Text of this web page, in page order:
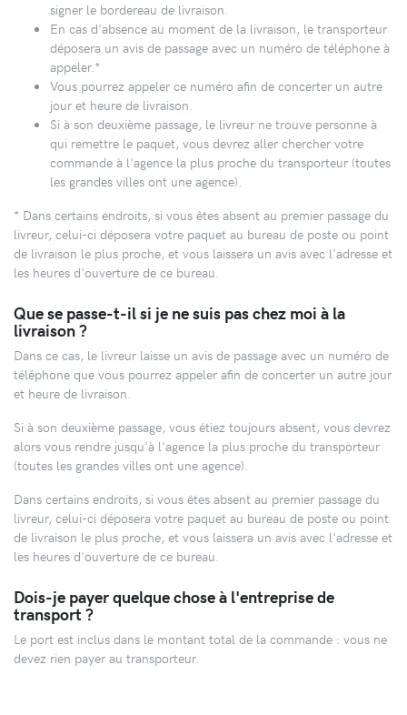
signer le bordereau de livraison.
En cas d'absence au moment de la livraison, le transporteur
déposera un avis de passage avec un numéro de téléphone à
appeler.*
Vous pourrez appeler ce numéro afin de concerter un autre
jour et heure de livraison.
Si à son deuxième passage, le livreur ne trouve personne à
qui remettre le paquet, vous devrez aller chercher votre
commande à l'agence la plus proche du transporteur (toutes
les grandes villes ont une agence).
* Dans certains endroits, si vous êtes absent au premier passage du
livreur, celui-ci déposera votre paquet au bureau de poste ou point
de livraison le plus proche, et vous laissera un avis avec l'adresse et
les heures d'ouverture de ce bureau.
Que se passe-t-il si je ne suis pas chez moi à la
livraison ?
Dans ce cas, le livreur laisse un avis de passage avec un numéro de
téléphone que vous pourrez appeler afin de concerter un autre jour
et heure de livraison.
Si à son deuxième passage, vous étiez toujours absent, vous devrez
alors vous rendre jusqu'à l'agence la plus proche du transporteur
(toutes les grandes villes ont une agence).
Dans certains endroits, si vous êtes absent au premier passage du
livreur, celui-ci déposera votre paquet au bureau de poste ou point
de livraison le plus proche, et vous laissera un avis avec l'adresse et
les heures d'ouverture de ce bureau.
Dois-je payer quelque chose à l'entreprise de
transport ?
Le port est inclus dans le montant total de la commande : vous ne
devez rien payer au transporteur.